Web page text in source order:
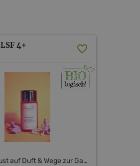
LSF 4+
Amyris - Lust auf Duft & Wege zur Ganzheit